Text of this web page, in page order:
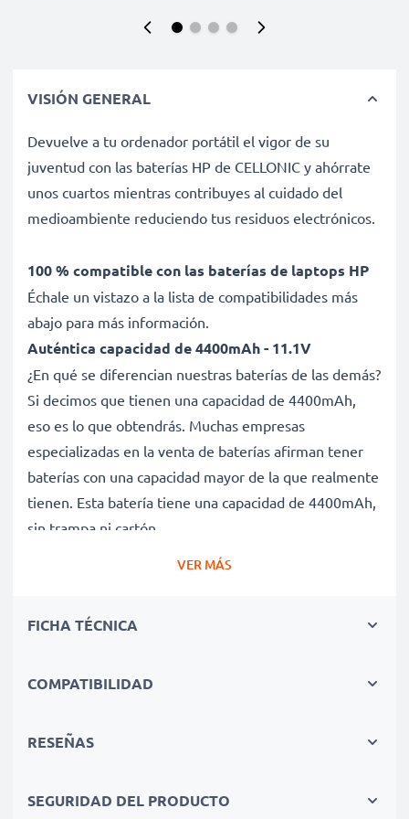
VISIÓN GENERAL
Devuelve a tu ordenador portátil el vigor de su
juventud con las baterías HP de CELLONIC y ahórrate
unos cuartos mientras contribuyes al cuidado del
medioambiente reduciendo tus residuos electrónicos.
100 % compatible con las baterías de laptops HP
Échale un vistazo a la lista de compatibilidades más
abajo para más información.
Auténtica capacidad de 4400mAh - 11.1V
¿En qué se diferencian nuestras baterías de las demás?
Si decimos que tienen una capacidad de 4400mAh,
eso es lo que obtendrás. Muchas empresas
especializadas en la venta de baterías afirman tener
baterías con una capacidad mayor de la que realmente
tienen. Esta batería tiene una capacidad de 4400mAh,
sin trampa ni cartón.
Batería MO06 de larga duración
ciclos de carga, así como tiempos de funcionamiento
ordenador portátil.
Como especialistas en baterías de alta calidad desde
el proceso de producción. Por eso te ofrecemos una
VER MÁS
FICHA TÉCNICA
COMPATIBILIDAD
RESEÑAS
SEGURIDAD DEL PRODUCTO